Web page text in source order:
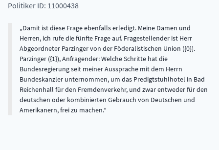
Politiker ID: 11000438
Damit ist diese Frage ebenfalls erledigt. Meine Damen und
Herren, ich rufe die fünfte Frage auf. Fragestellender ist Herr
Abgeordneter Parzinger von der Föderalistischen Union ({0}).
Parzinger ({1}), Anfragender: Welche Schritte hat die
Bundesregierung seit meiner Aussprache mit dem Herrn
Bundeskanzler unternommen, um das Predigtstuhlhotel in Bad
Reichenhall für den Fremdenverkehr, und zwar entweder für den
deutschen oder kombinierten Gebrauch von Deutschen und
Amerikanern, frei zu machen.